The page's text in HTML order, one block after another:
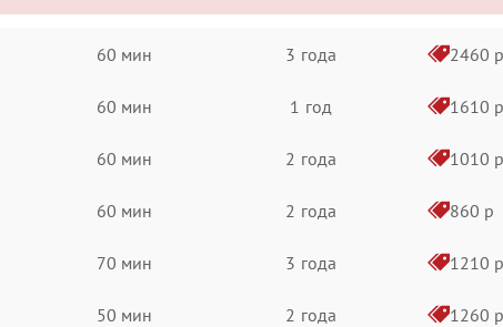
60 мин 3 года 2460 р
60 мин 1 год 1610 р
60 мин 2 года 1010 р
60 мин 2 года 860 р
70 мин 3 года 1210 р
50 мин 2 года 1260 р